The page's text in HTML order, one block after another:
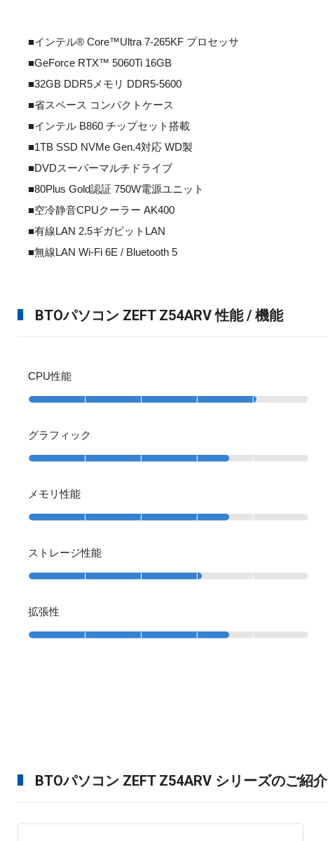
■インテル® Core™Ultra 7-265KF プロセッサ
■GeForce RTX™ 5060Ti 16GB
■32GB DDR5メモリ DDR5-5600
■省スペース コンパクトケース
■インテル B860 チップセット搭載
■1TB SSD NVMe Gen.4対応 WD製
■DVDスーパーマルチドライブ
■80Plus Gold認証 750W電源ユニット
■空冷静音CPUクーラー AK400
■有線LAN 2.5ギガビットLAN
■無線LAN Wi-Fi 6E / Bluetooth 5
BTOパソコン ZEFT Z54ARV 性能 / 機能
CPU性能
グラフィック
メモリ性能
ストレージ性能
拡張性
BTOパソコン ZEFT Z54ARV シリーズのご紹介